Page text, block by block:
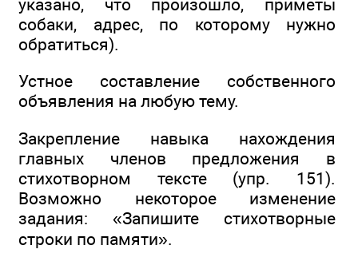
указано, что произошло, приметы
собаки, адрес, по которому нужно
обратиться).
Устное составление собственного
объявления на любую тему.
Закрепление навыка нахождения
главных членов предложения в
стихотворном тексте (упр. 151).
Возможно некоторое изменение
задания: «Запишите стихотворные
строки по памяти».